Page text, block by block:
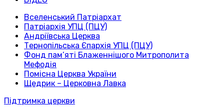
Вселенський Патріархат
Патріархія УПЦ (ПЦУ)
Андріївська Церква
Тернопільська Єпархія УПЦ (ПЦУ)
Фонд пам’яті Блаженнішого Митрополита
Мефодія
Помісна Церква України
Щедрик – Церковна Лавка
Підтримка церкви